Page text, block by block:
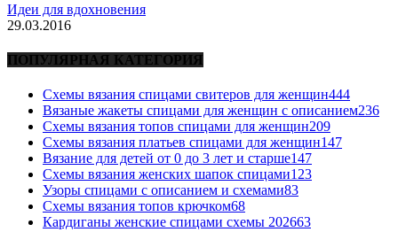
Идеи для вдохновения
29.03.2016
ПОПУЛЯРНАЯ КАТЕГОРИЯ
Схемы вязания спицами свитеров для женщин444
Вязаные жакеты спицами для женщин с описанием236
Схемы вязания топов спицами для женщин209
Схемы вязания платьев спицами для женщин147
Вязание для детей от 0 до 3 лет и старше147
Схемы вязания женских шапок спицами123
Узоры спицами с описанием и схемами83
Схемы вязания топов крючком68
Кардиганы женские спицами схемы 202663